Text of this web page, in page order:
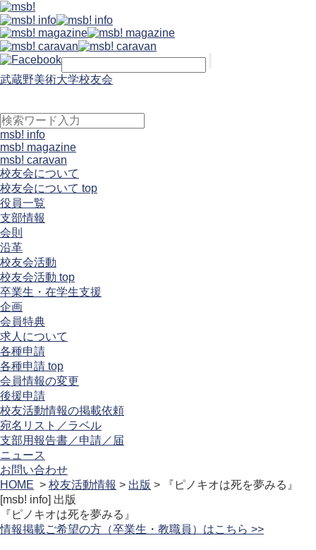
武蔵野美術大学校友会
msb! info
msb! magazine
msb! caravan
校友会について
校友会について top
役員一覧
支部情報
会則
沿革
校友会活動
校友会活動 top
卒業生・在学生支援
企画
会員特典
求人について
各種申請
各種申請 top
会員情報の変更
後援申請
校友活動情報の掲載依頼
宛名リスト／ラベル
支部用報告書／申請／届
ニュース
お問い合わせ
HOME > 校友活動情報 > 出版 > 『ピノキオは死を夢みる』
[msb! info] 出版
『ピノキオは死を夢みる』
情報掲載ご希望の方（卒業生・教職員）はこちら >>